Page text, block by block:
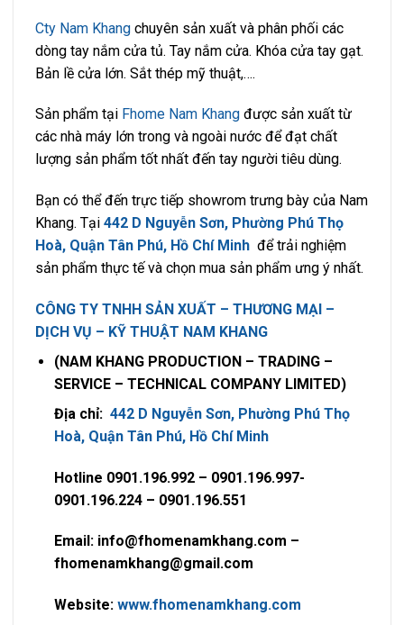
Cty Nam Khang chuyên sản xuất và phân phối các
dòng tay nắm cửa tủ. Tay nắm cửa. Khóa cửa tay gạt.
Bản lề cửa lớn. Sắt thép mỹ thuật,….
Sản phẩm tại Fhome Nam Khang được sản xuất từ
các nhà máy lớn trong và ngoài nước để đạt chất
lượng sản phẩm tốt nhất đến tay người tiêu dùng.
Bạn có thể đến trực tiếp showrom trưng bày của Nam
Khang. Tại 442 D Nguyễn Sơn, Phường Phú Thọ
Hoà, Quận Tân Phú, Hồ Chí Minh để trải nghiệm
sản phẩm thực tế và chọn mua sản phẩm ưng ý nhất.
CÔNG TY TNHH SẢN XUẤT – THƯƠNG MẠI –
DỊCH VỤ – KỸ THUẬT NAM KHANG
(NAM KHANG PRODUCTION – TRADING –
SERVICE – TECHNICAL COMPANY LIMITED)
Địa chỉ: 442 D Nguyễn Sơn, Phường Phú Thọ
Hoà, Quận Tân Phú, Hồ Chí Minh
Hotline 0901.196.992 – 0901.196.997-
0901.196.224 – 0901.196.551
Email: info@fhomenamkhang.com –
fhomenamkhang@gmail.com
Website: www.fhomenamkhang.com